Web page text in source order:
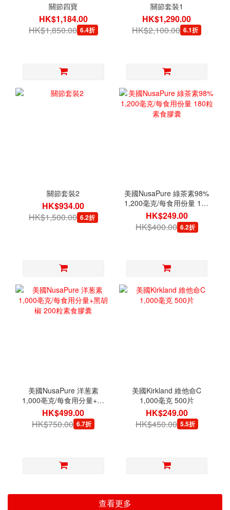
關節四寶
HK$1,184.00
HK$1,850.00 6.4折
關節套裝1
HK$1,290.00
HK$2,100.00 6.1折
關節套裝2
HK$934.00
HK$1,500.00 6.2折
美國NusaPure 綠茶素98%
1,200毫克/每食用份量 180
粒素食膠囊
HK$249.00
HK$400.00 6.2折
美國NusaPure 洋葱素
1,000亳克/每食用分量+黑
胡椒 200粒素食膠囊
HK$499.00
HK$750.00 6.7折
美國Kirkland 維他命C
1,000毫克 500片
HK$249.00
HK$450.00 5.5折
查看更多